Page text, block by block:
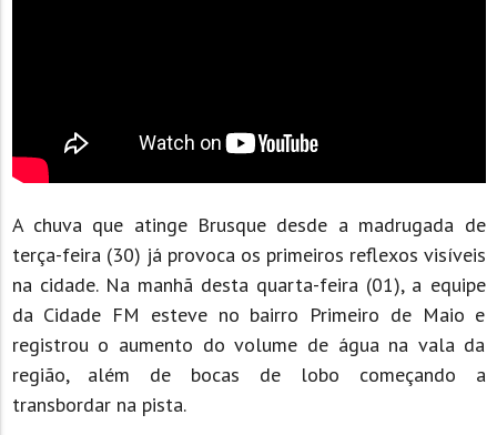
A chuva que atinge Brusque desde a madrugada de
terça-feira (30) já provoca os primeiros reflexos visíveis
na cidade. Na manhã desta quarta-feira (01), a equipe
da Cidade FM esteve no bairro Primeiro de Maio e
registrou o aumento do volume de água na vala da
região, além de bocas de lobo começando a
transbordar na pista.